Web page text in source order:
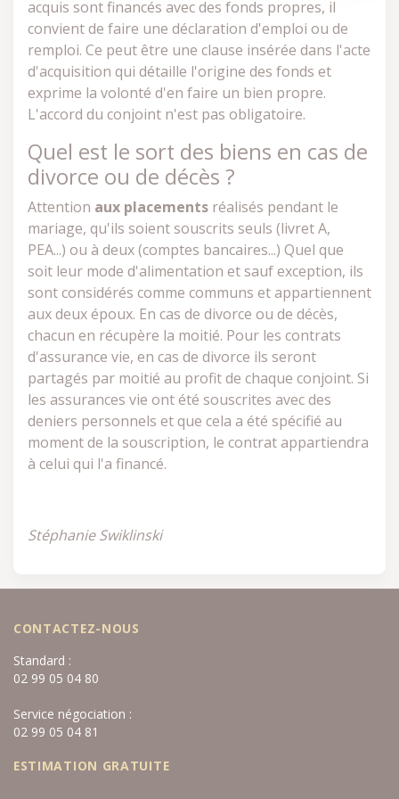
acquis sont financés avec des fonds propres, il
convient de faire une déclaration d'emploi ou de
remploi. Ce peut être une clause insérée dans l'acte
d'acquisition qui détaille l'origine des fonds et
exprime la volonté d'en faire un bien propre.
L'accord du conjoint n'est pas obligatoire.
Quel est le sort des biens en cas de
divorce ou de décès ?
Attention aux placements réalisés pendant le
mariage, qu'ils soient souscrits seuls (livret A,
PEA...) ou à deux (comptes bancaires...) Quel que
soit leur mode d'alimentation et sauf exception, ils
sont considérés comme communs et appartiennent
aux deux époux. En cas de divorce ou de décès,
chacun en récupère la moitié. Pour les contrats
d'assurance vie, en cas de divorce ils seront
partagés par moitié au profit de chaque conjoint. Si
les assurances vie ont été souscrites avec des
deniers personnels et que cela a été spécifié au
moment de la souscription, le contrat appartiendra
à celui qui l'a financé.
Stéphanie Swiklinski
CONTACTEZ-NOUS
Standard :
02 99 05 04 80
Service négociation :
02 99 05 04 81
ESTIMATION GRATUITE